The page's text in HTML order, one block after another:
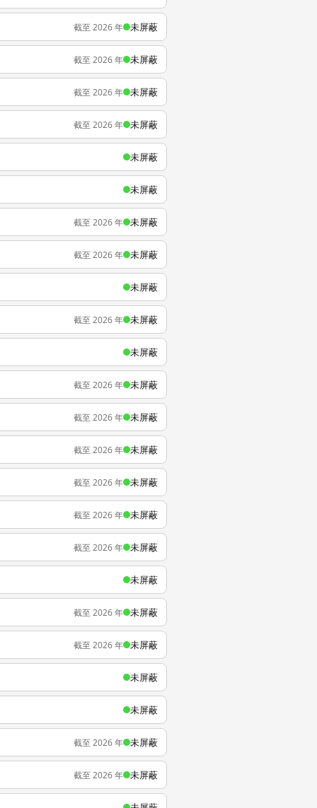
截至 2026 年 未屏蔽
截至 2026 年 未屏蔽
截至 2026 年 未屏蔽
截至 2026 年 未屏蔽
未屏蔽
未屏蔽
截至 2026 年 未屏蔽
截至 2026 年 未屏蔽
未屏蔽
截至 2026 年 未屏蔽
未屏蔽
截至 2026 年 未屏蔽
截至 2026 年 未屏蔽
截至 2026 年 未屏蔽
截至 2026 年 未屏蔽
截至 2026 年 未屏蔽
截至 2026 年 未屏蔽
未屏蔽
截至 2026 年 未屏蔽
截至 2026 年 未屏蔽
未屏蔽
未屏蔽
截至 2026 年 未屏蔽
截至 2026 年 未屏蔽